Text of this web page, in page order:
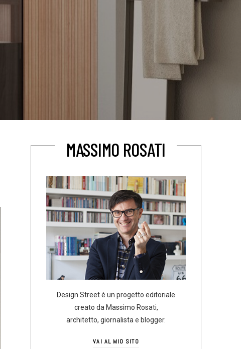
MASSIMO ROSATI
Design Street è un progetto editoriale
creato da Massimo Rosati,
architetto, giornalista e blogger.
VAI AL MIO SITO